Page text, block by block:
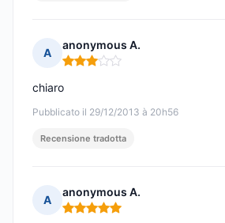
A
anonymous A.
Nota: 3 su 5
Pubblicato il 29/12/2013 à 20h56
chiaro
Recensione tradotta
A
anonymous A.
Nota: 5 su 5